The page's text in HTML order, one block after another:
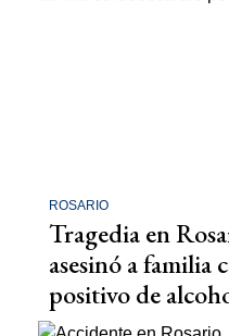
ROSARIO
Tragedia en
asesinó a familia
positivo de